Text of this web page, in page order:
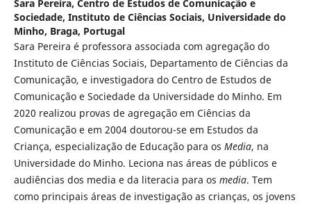
Sara Pereira, Centro de Estudos de Comunicação e
Sociedade, Instituto de Ciências Sociais, Universidade do
Minho, Braga, Portugal
Sara Pereira é professora associada com agregação do
Instituto de Ciências Sociais, Departamento de Ciências da
Comunicação, e investigadora do Centro de Estudos de
Comunicação e Sociedade da Universidade do Minho. Em
2020 realizou provas de agregação em Ciências da
Comunicação e em 2004 doutorou-se em Estudos da
Criança, especialização de Educação para os Media, na
Universidade do Minho. Leciona nas áreas de públicos e
audiências dos media e da literacia para os media. Tem
como principais áreas de investigação as crianças, os jovens